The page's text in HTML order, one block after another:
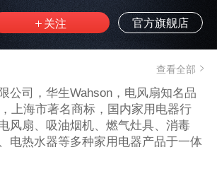
官方旗舰店
查看全部
公司，华生Wahson，电风扇知名品
上海市著名商标，国内家用电器行
风扇、吸油烟机、燃气灶具、消毒
电热水器等多种家用电器产品于一体